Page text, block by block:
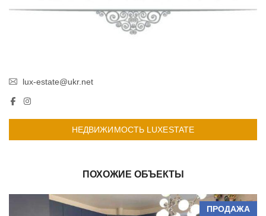
lux-estate@ukr.net
НЕДВИЖИМОСТЬ LUXESTATE
ПОХОЖИЕ ОБЪЕКТЫ
ПРОДАЖА